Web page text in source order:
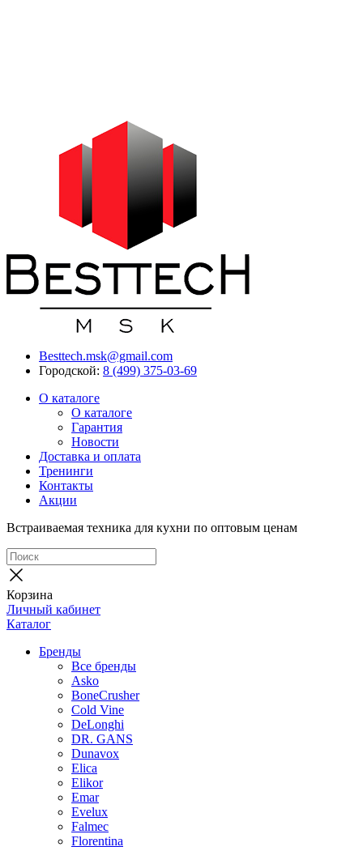
Besttech.msk@gmail.com
Городской: 8 (499) 375-03-69
О каталоге
О каталоге
Гарантия
Новости
Доставка и оплата
Тренинги
Контакты
Акции
Встраиваемая техника для кухни по оптовым ценам
Корзина
Личный кабинет
Каталог
Бренды
Все бренды
Asko
BoneCrusher
Cold Vine
DeLonghi
DR. GANS
Dunavox
Elica
Elikor
Emar
Evelux
Falmec
Florentina